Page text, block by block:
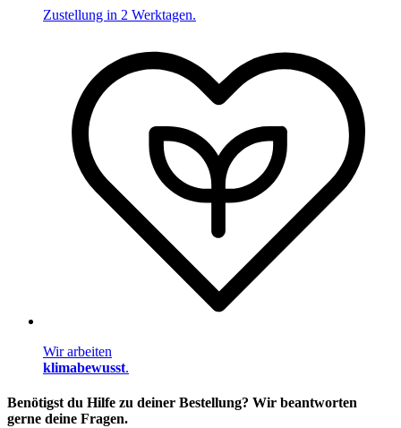
Zustellung in 2 Werktagen.
Wir arbeiten
klimabewusst.
Benötigst du Hilfe zu deiner Bestellung? Wir beantworten
gerne deine Fragen.